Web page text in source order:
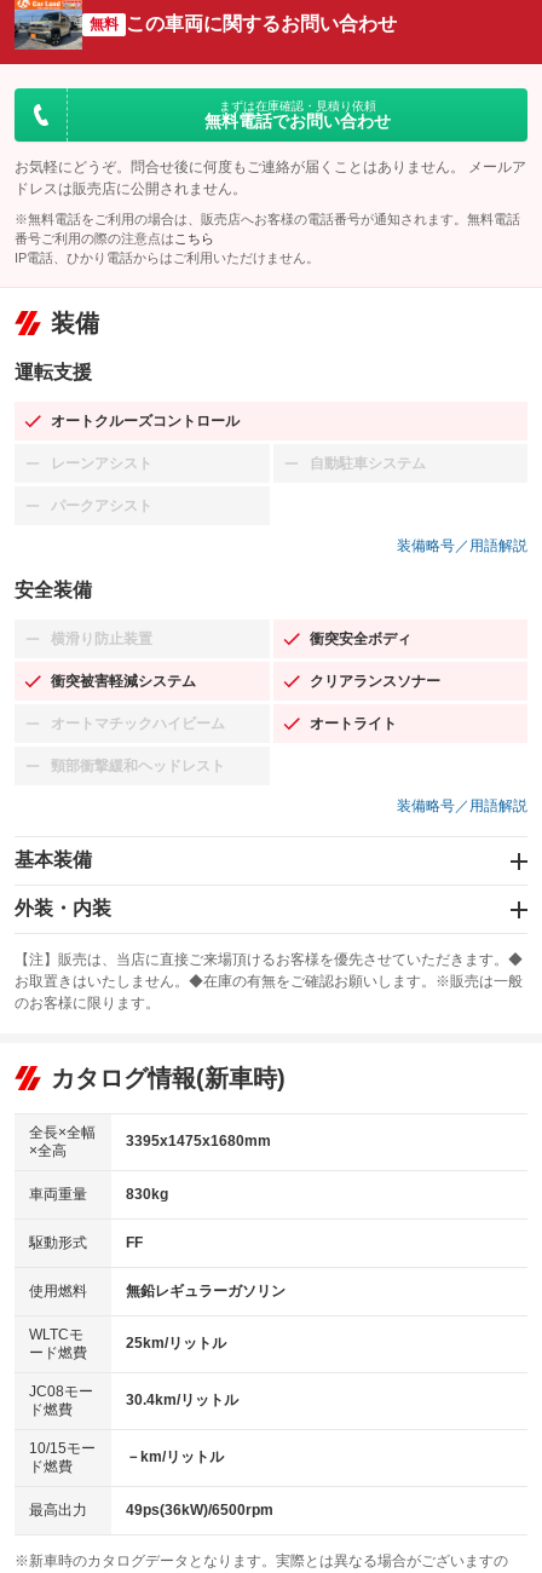
無料 この車両に関するお問い合わせ
まずは在庫確認・見積り依頼
無料電話でお問い合わせ
お気軽にどうぞ。問合せ後に何度もご連絡が届くことはありません。 メールア
ドレスは販売店に公開されません。
※無料電話をご利用の場合は、販売店へお客様の電話番号が通知されます。無料電話
番号ご利用の際の注意点は こちら
IP電話、ひかり電話からはご利用いただけません。
装備
運転支援
オートクルーズコントロール
：装備あり
レーンアシスト
：装備なし 自動駐車システム
：装備なし
パークアシスト
：装備なし
装備略号／用語解説
安全装備
横滑り防止装置
：装備なし 衝突安全ボディ
：装備あり
衝突被害軽減システム
：装備あり クリアランスソナー
：装備あり
オートマチックハイビーム
：装備なし オートライト
：装備あり
頸部衝撃緩和ヘッドレスト
：装備なし
装備略号／用語解説
基本装備
エアバッグ：運転席/助手席/サイド
：装備あり
：装備なし
サンルーフ
：装備なし ABS
リフトアップ
：装備なし
：装備なし
パワーウィンドウ
アイドリングストップ
：装備あり
USB入力端子
：装備あり
100V電源
：装備なし
センターデフロック
：装備なし
電動格納ミラー
：装備あり
外装・内装
カーナビ
：装備なし
TV
：装備なし
ビジュアル：-／DVD再生
：装備あり
：装備あり
革シート
キーレス
HID(キセノンライト)
：装備なし
バックカメラ
：装備あり
エアロ
：装備なし
：装備なし
パワーシート
ベンチシート
：装備なし
チップアップシート
：装備なし
：装備なし ：装備あり
【注】販売は、当店に直接ご来場頂けるお客様を優先させていただきます。◆
お取置きはいたしません。◆在庫の有無をご確認お願いします。※販売は一般
のお客様に限ります。
カタログ情報(新車時)
全長×全幅
×全高
3395x1475x1680mm
車両重量 830kg
駆動形式 FF
使用燃料 無鉛レギュラーガソリン
WLTCモ
ード燃費
25km/リットル
JC08モー
ド燃費
30.4km/リットル
10/15モー
ド燃費
－km/リットル
最高出力 49ps(36kW)/6500rpm
※新車時のカタログデータとなります。実際とは異なる場合がございますの